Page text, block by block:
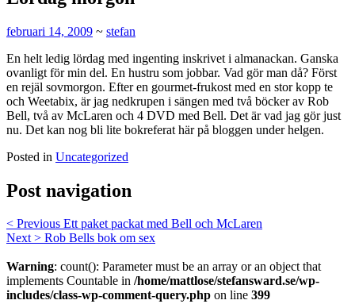
februari 14, 2009 ~ stefan
En helt ledig lördag med ingenting inskrivet i almanackan. Ganska
ovanligt för min del. En hustru som jobbar. Vad gör man då? Först
en rejäl sovmorgon. Efter en gourmet-frukost med en stor kopp te
och Weetabix, är jag nedkrupen i sängen med två böcker av Rob
Bell, två av McLaren och 4 DVD med Bell. Det är vad jag gör just
nu. Det kan nog bli lite bokreferat här på bloggen under helgen.
Posted in Uncategorized
Post navigation
< Previous Ett paket packat med Bell och McLaren
Next > Rob Bells bok om sex
Warning: count(): Parameter must be an array or an object that
implements Countable in /home/mattlose/stefansward.se/wp-
includes/class-wp-comment-query.php on line 399